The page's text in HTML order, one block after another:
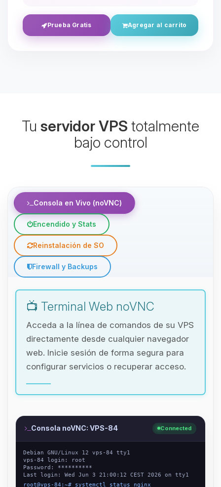
Prueba Gratis Agregar al carrito
Tu servidor VPS totalmente
bajo control
Consola en Vivo (noVNC)
Encendido y Stats
Reinstalación de SO
Firewall y Backups
📺 Terminal Web noVNC
Acceda a la línea de comandos de su VPS
directamente desde cualquier navegador
web. Inicie sesión de forma segura para
configurar servicios o recuperar acceso.
Consola noVNC: VPS-84 Connected
Debian GNU/Linux 12 vps-84 tty1
vps-84 login: root
Password: **********
Last login: Wed Jun 3 21:00:12 CEST 2026 on tty1
root@vps-84:~# systemctl status nginx
hablar! Soy Choupy, tu pequeno
asistente de BoxToPlay. Cuentame
que necesitas y moveré mis
09/08/2026 10:58